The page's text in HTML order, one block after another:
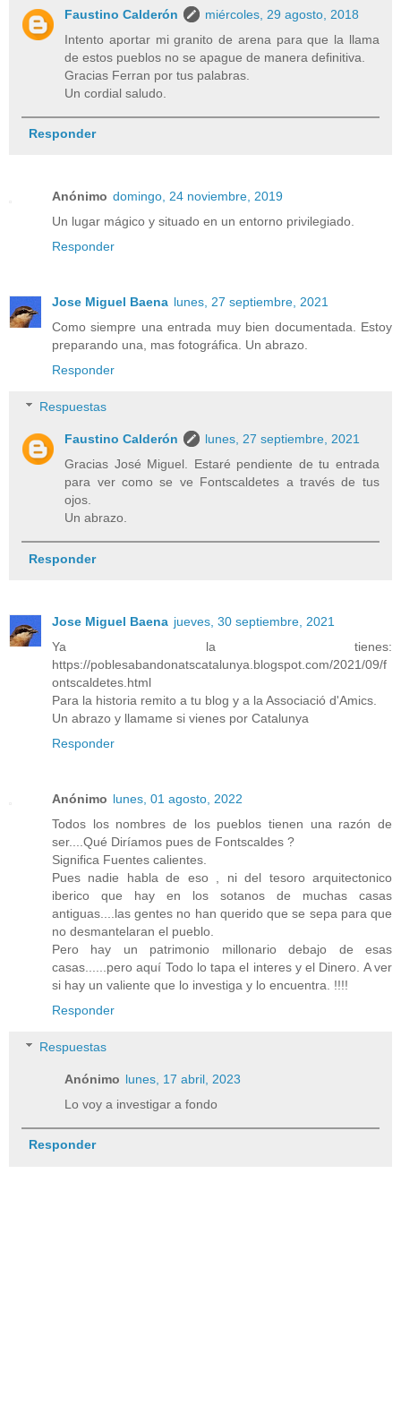
Faustino Calderón
miércoles, 29 agosto, 2018
Intento aportar mi granito de arena para que la llama
de estos pueblos no se apague de manera definitiva.
Gracias Ferran por tus palabras.
Un cordial saludo.
Responder
Anónimo domingo, 24 noviembre, 2019
Un lugar mágico y situado en un entorno privilegiado.
Responder
Jose Miguel Baena lunes, 27 septiembre, 2021
Como siempre una entrada muy bien documentada. Estoy
preparando una, mas fotográfica. Un abrazo.
Responder
Respuestas
Faustino Calderón
lunes, 27 septiembre, 2021
Gracias José Miguel. Estaré pendiente de tu entrada
para ver como se ve Fontscaldetes a través de tus
ojos.
Un abrazo.
Responder
Jose Miguel Baena jueves, 30 septiembre, 2021
Ya la tienes:
https://poblesabandonatscatalunya.blogspot.com/2021/09/f
ontscaldetes.html
Para la historia remito a tu blog y a la Associació d'Amics.
Un abrazo y llamame si vienes por Catalunya
Responder
Anónimo lunes, 01 agosto, 2022
Todos los nombres de los pueblos tienen una razón de
ser....Qué Diríamos pues de Fontscaldes ?
Significa Fuentes calientes.
Pues nadie habla de eso , ni del tesoro arquitectonico
iberico que hay en los sotanos de muchas casas
antiguas....las gentes no han querido que se sepa para que
no desmantelaran el pueblo.
Pero hay un patrimonio millonario debajo de esas
casas......pero aquí Todo lo tapa el interes y el Dinero. A ver
si hay un valiente que lo investiga y lo encuentra. !!!!
Responder
Respuestas
Anónimo lunes, 17 abril, 2023
Lo voy a investigar a fondo
Responder